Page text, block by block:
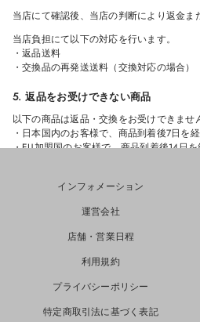
当店にて確認後、当店の判断により返金
当店負担にて以下の対応を行います。
・返品送料
・交換品の再発送送料（交換対応の場合）
5. 返品をお受けできない商品
以下の商品は返品・交換をお受けできませ
・日本国内のお客様で、商品到着後7日を
・EU加盟国のお客様で、商品到着後14日
・汚れ・傷・臭い等が付着した商品
・受注生産商品
・カスタム商品
6. 返金について
返品商品到着後、検品を行ったうえで返
返金いたします。＊クレジットカード会社
インフォメーション
運営会社
店舗・営業日程
利用規約
プライバシーポリシー
特定商取引法に基づく表記